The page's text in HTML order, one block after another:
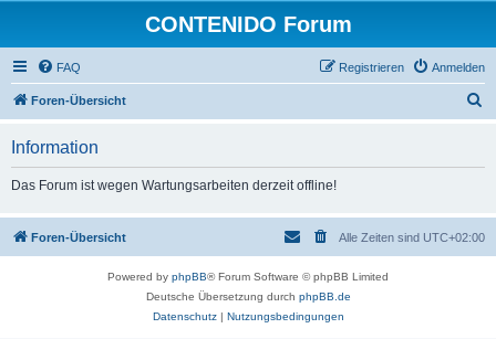
CONTENIDO Forum
FAQ Anmelden
Registrieren
Foren-Übersicht
Information
Das Forum ist wegen Wartungsarbeiten derzeit offline!
Foren-Übersicht Alle Zeiten sind UTC+02:00
Powered by phpBB® Forum Software © phpBB Limited
Deutsche Übersetzung durch phpBB.de
Datenschutz| Nutzungsbedingungen